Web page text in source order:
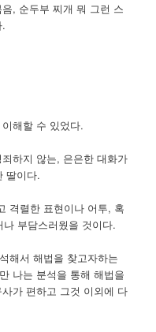
, 순두부 찌개 뭐 그런 스
해할 수 있었다.
하지 않는, 은은한 대화가
딸이다.
격렬한 표현이나 어투, 혹
부담스러웠을 것이다.
해서 해법을 찾고자하는
나는 분석을 통해 해법을
가 편하고 그것 이외에 다